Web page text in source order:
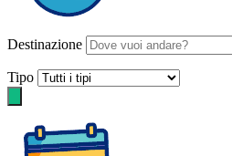
Destinazione
Tipo